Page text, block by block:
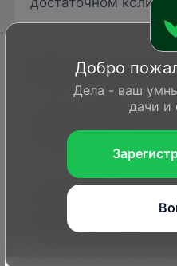
Меры борьбы и
Сильно зараженные
садовой пастой.
Для борьбы с
фунгициды
раствор
бордоской
обрабатывают
Добро
Дела - ваш
дачи и